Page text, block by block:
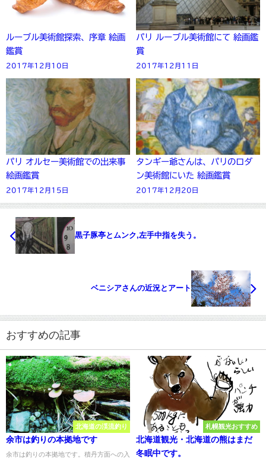
ルーブル美術館探索、序章 絵画
鑑賞
2017年12月10日
パリ ルーブル美術館にて 絵画鑑
賞
2017年12月11日
パリ オルセー美術館での出来事
絵画鑑賞
2017年12月15日
タンギー爺さんは、パリのロダ
ン美術館にいた 絵画鑑賞
2017年12月20日
黒子豚亭とムンク,左手中指を失う。
ベニシアさんの近況とアート
おすすめの記事
北海道の渓流釣り
余市は釣りの本拠地です
余市は釣りの本拠地です。積丹方面への入
札幌観光おすすめ
北海道観光・北海道の熊はまだ
冬眠中です。